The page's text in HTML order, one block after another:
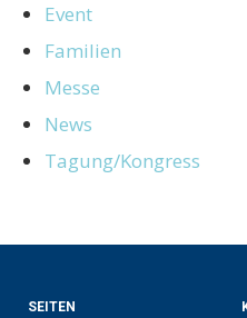
Event
Familien
Messe
News
Tagung/Kongress
SEITEN